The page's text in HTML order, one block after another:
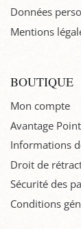
Données
Mentions
BOUTIQUE
Mon compte
Avantage
Informations
Droit de
Sécurité des
Conditions